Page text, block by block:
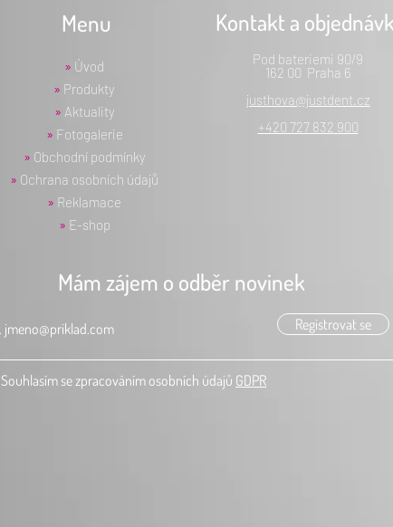
Menu
» Úvod
» Produkty
» Aktuality
» Fotogalerie
» Obchodní podmínky
» Ochrana osobních údajů
» Reklamace
» E-shop
Kontakt a
Pod bateriemi 90/9
162 00 Praha 6
justhova@justdent.cz
+420 727 832 900
Mám zájem o odběr novinek
Registrovat se
Souhlasím se zpracováním osobních údajů GDPR